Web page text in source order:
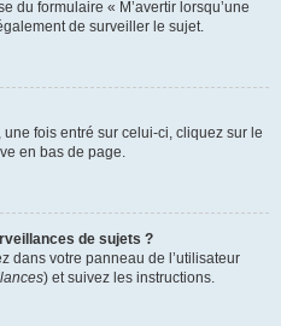
du formulaire « M’avertir lorsqu’une
de surveiller le sujet.
fois entré sur celui-ci, cliquez sur le
en bas de page.
de sujets ?
dans votre panneau de l’utilisateur
) et suivez les instructions.